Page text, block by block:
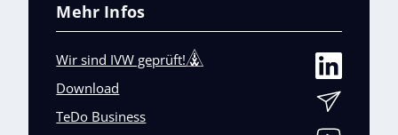
Mehr Infos
Wir sind IVW geprüft!
Download
TeDo Business